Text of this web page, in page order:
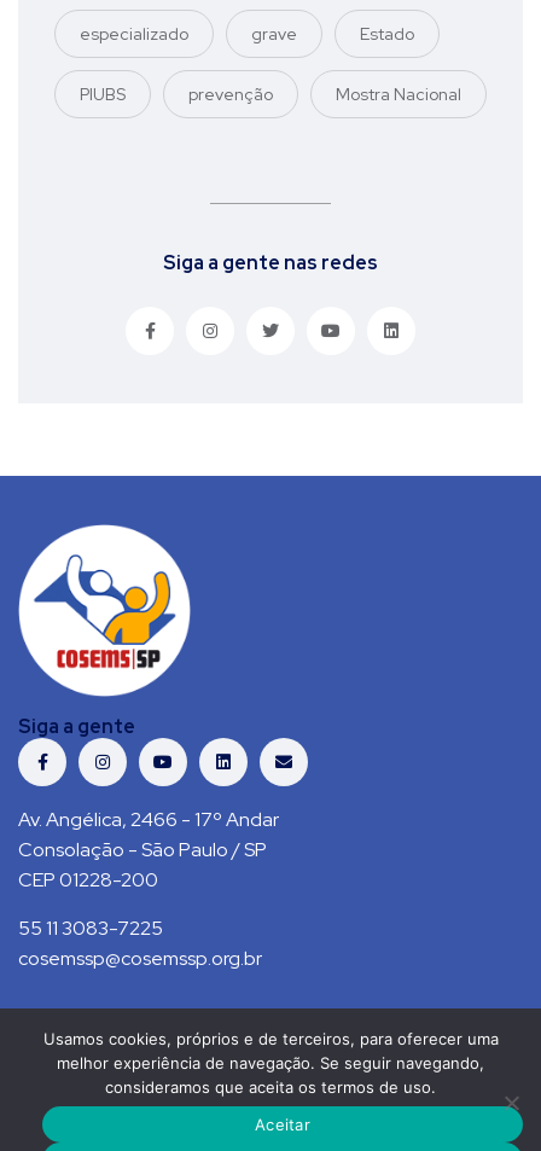
especializado grave Estado
PIUBS prevenção Mostra Nacional
Siga a gente nas redes
Siga a gente
Av. Angélica, 2466 - 17º Andar
Consolação - São Paulo / SP
CEP 01228-200
55 11 3083-7225
cosemssp@cosemssp.org.br
Política de Privacidade Contato
COSEMS/SP © 2021. Todos direitos reservados.
RS Press
Usamos cookies, próprios e de terceiros, para oferecer uma
melhor experiência de navegação. Se seguir navegando,
consideramos que aceita os termos de uso.
Aceitar